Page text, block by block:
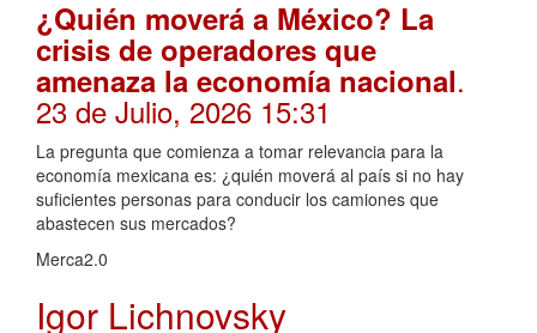
¿Quién moverá a México? La
crisis de operadores que
amenaza la economía nacional.
23 de Julio, 2026 15:31
La pregunta que comienza a tomar relevancia para la
economía mexicana es: ¿quién moverá al país si no hay
suficientes personas para conducir los camiones que
abastecen sus mercados?
Merca2.0
Igor Lichnovsky